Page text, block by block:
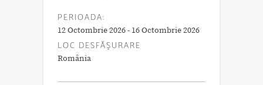
PERIOADA:
12 Octombrie 2026 - 16 Octombrie 2026
LOC DESFĂŞURARE
România